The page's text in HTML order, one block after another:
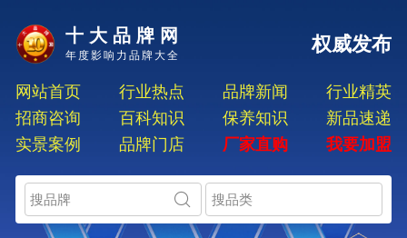
十大品牌网
年度影响力品牌大全
权威发布
网站首页 行业热点 品牌新闻
行业精英
招商咨询
百科知识 保养知识
新品速递
实景案例
品牌门店 厂家直购 我要加盟